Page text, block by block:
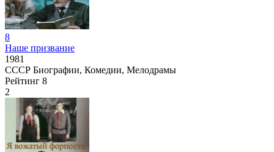
8
Наше призвание
1981
СССР Биографии, Комедии, Мелодрамы
Рейтинг 8
2